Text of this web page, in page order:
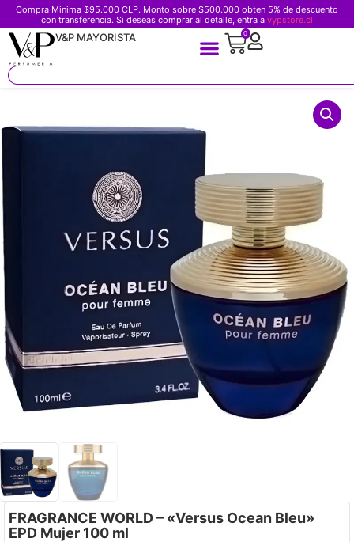
Compra Minima $95.000 CLP. Monto sobre $500.000 obten 5% de descuento
con transferencia. Si deseas comprar al detalle, entra a vypstore.cl
V&P MAYORISTA 0
FRAGRANCE WORLD – «Versus Ocean Bleu»
EPD Mujer 100 ml